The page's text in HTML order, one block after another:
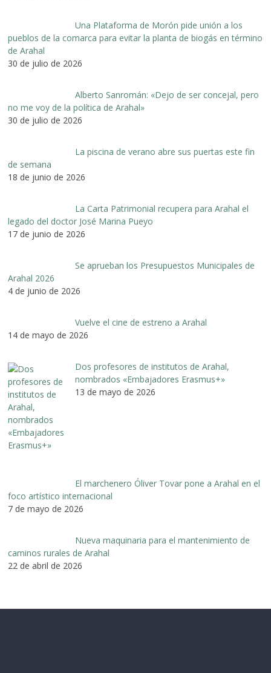
Una Plataforma de Morón pide unión a los
pueblos de la comarca para evitar la planta de biogás en término
de Arahal
30 de julio de 2026
Alberto Sanromán: «Dejo de ser concejal, pero
no me voy de la política de Arahal»
30 de julio de 2026
La piscina de verano abre sus puertas este fin
de semana
18 de junio de 2026
La Carta Patrimonial recupera para Arahal el
legado del doctor José Marina Pueyo
17 de junio de 2026
Se aprueban los Presupuestos Municipales de
Arahal 2026
4 de junio de 2026
Vuelve el cine de estreno a Arahal
14 de mayo de 2026
Dos profesores de institutos de Arahal,
nombrados «Embajadores Erasmus+»
13 de mayo de 2026
El marchenero Óliver Tovar pone a Arahal en el
foco artístico internacional
7 de mayo de 2026
Nueva maquinaria para el mantenimiento de
caminos rurales de Arahal
22 de abril de 2026